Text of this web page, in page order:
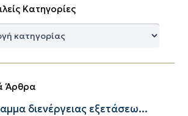
Κατηγορίες
Άρθρα
διενέργειας εξετάσεω...